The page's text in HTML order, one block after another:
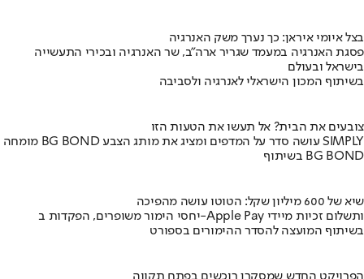
בצל איומי איראן: כך נערך משק האנרגיה
פסגת האנרגיה במעמד שגריר ארה"ב, שר האנרגיה ובכירי התעשייה
בישראל ובעולם
בשיתוף המכון הישראלי לאנרגיה ולסביבה
צובעים את הבית? אל תעשו את הטעות הזו
מומחה BG BOND עושה סדר על המדפים ומציג את מותג הצבע SIMPLY
בשיתוף BG BOND
שיא של 600 מיליון שקל: הטוטו עושה מהפיכה
יחסי הימור משופרים, הפקדות ב-Apple Pay ותשלום זכיות מיידי
בשיתוף המועצה להסדר ההימורים בספורט